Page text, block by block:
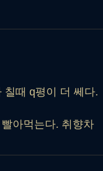
칠때 q평이 더 쎄다.
아먹는다. 취향차